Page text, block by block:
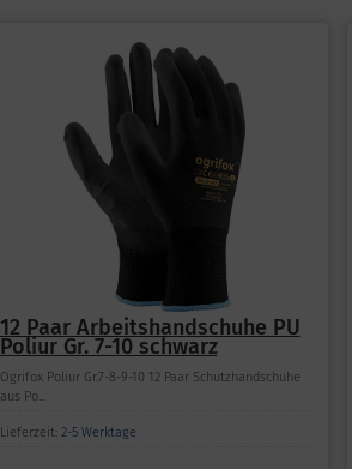
12 Paar Arbeitshandschuhe PU
Poliur Gr. 7-10 schwarz
Ogrifox Poliur Gr.7-8-9-10 12 Paar Schutzhandschuhe
aus Po...
Lieferzeit: 2-5 Werktage